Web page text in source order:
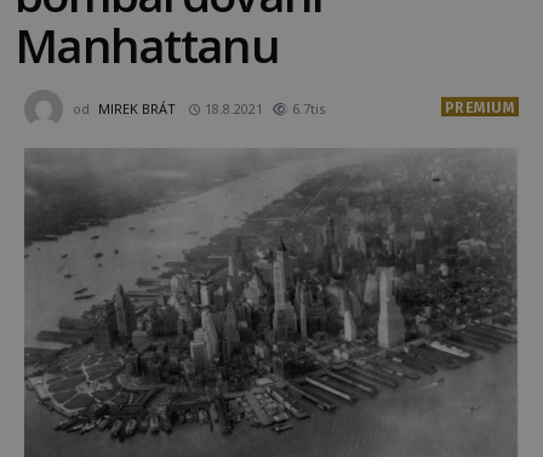
Manhattanu
od MIREK BRÁT 18.8.2021 6.7tis PREMIUM